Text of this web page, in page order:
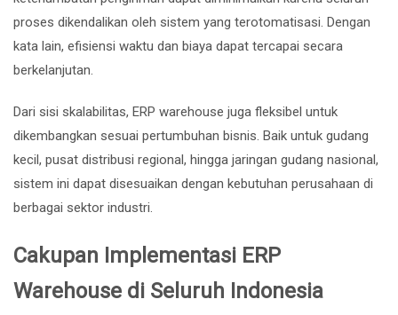
proses dikendalikan oleh sistem yang terotomatisasi. Dengan
kata lain, efisiensi waktu dan biaya dapat tercapai secara
berkelanjutan.
Dari sisi skalabilitas, ERP warehouse juga fleksibel untuk
dikembangkan sesuai pertumbuhan bisnis. Baik untuk gudang
kecil, pusat distribusi regional, hingga jaringan gudang nasional,
sistem ini dapat disesuaikan dengan kebutuhan perusahaan di
berbagai sektor industri.
Cakupan Implementasi ERP
Warehouse di Seluruh Indonesia